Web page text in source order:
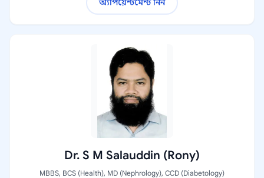
অ্যাপয়েন্টমেন্ট নিন
Dr. S M Salauddin (Rony)
MBBS, BCS (Health), MD (Nephrology), CCD (Diabetology)